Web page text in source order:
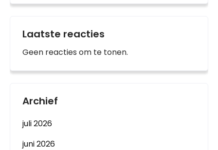
Laatste reacties
Geen reacties om te tonen.
Archief
juli 2026
juni 2026